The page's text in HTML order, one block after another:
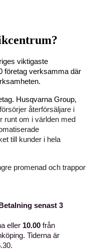
viktigaste
företag verksamma där
Husqvarna Group,
återförsäljare i
runt om i världen med
till kunder i hela
promenad och trappor
Betalning senast 3
eller 10.00 från
Tiderna är